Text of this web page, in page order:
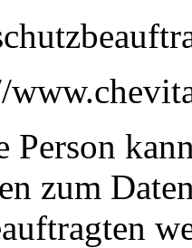
Person
zum